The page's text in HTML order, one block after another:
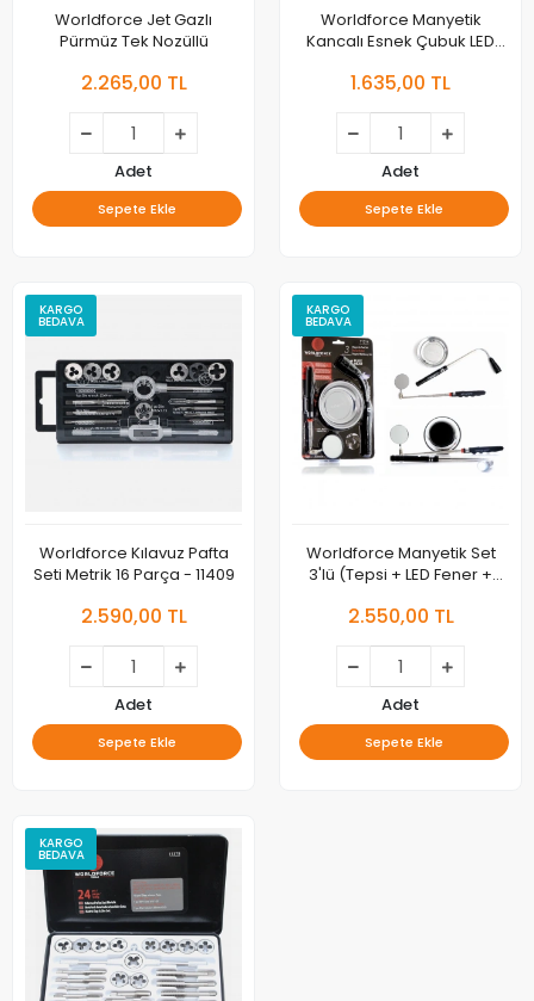
Worldforce Jet Gazlı
Pürmüz Tek Nozüllü
2.265,00 TL
Adet
Sepete Ekle
Worldforce Manyetik
Kancalı Esnek Çubuk LED
1.635,00 TL
Adet
Sepete Ekle
KARGO
BEDAVA
Worldforce Kılavuz Pafta
Seti Metrik 16 Parça - 11409
2.590,00 TL
Adet
Sepete Ekle
KARGO
BEDAVA
Worldforce Manyetik Set
3'lü (Tepsi + LED Fener +
2.550,00 TL
Adet
Sepete Ekle
KARGO
BEDAVA